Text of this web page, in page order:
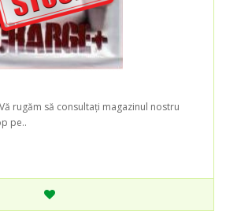
rugăm să consultați magazinul nostru
pe..